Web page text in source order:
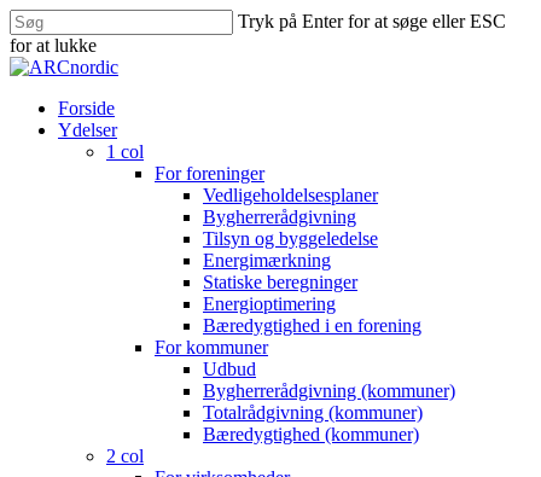
Skip
to
main
Tryk på Enter for at søge eller ESC
for at lukke
Close
search
Menu
Forside
Ydelser
1 col
For foreninger
Vedligeholdelsesplaner
Bygherrerådgivning
Tilsyn og byggeledelse
Energimærkning
Statiske beregninger
Energioptimering
Bæredygtighed i en forening
For kommuner
Udbud
Bygherrerådgivning (kommuner)
Totalrådgivning (kommuner)
Bæredygtighed (kommuner)
2 col